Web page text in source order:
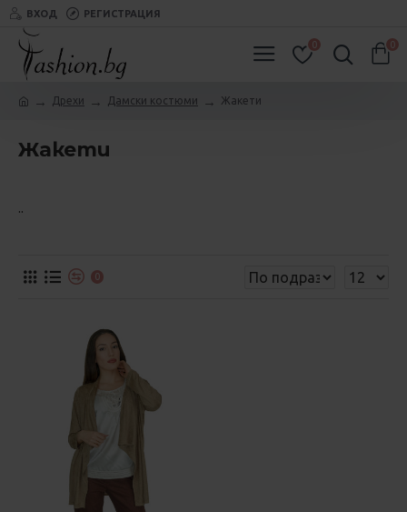
ВХОД РЕГИСТРАЦИЯ
0 0
Дрехи Дамски костюми Жакети
Жакети
..
0